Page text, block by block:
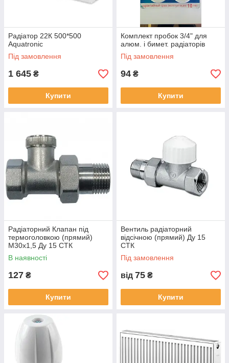
Радіатор 22К 500*500
Aquatronic
Під замовлення
1 645 ₴
Купити
Комплект пробок 3/4" для
алюм. і бимет. радіаторів
Під замовлення
94 ₴
Купити
Радіаторний Клапан під
термоголовкою (прямий)
М30х1,5 Ду 15 СТК
В наявності
127 ₴
Купити
Вентиль радіаторний
відсічною (прямий) Ду 15
СТК
Під замовлення
від 75 ₴
Купити